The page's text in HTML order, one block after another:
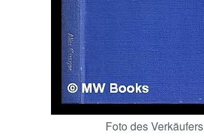
Foto des Verkäufers